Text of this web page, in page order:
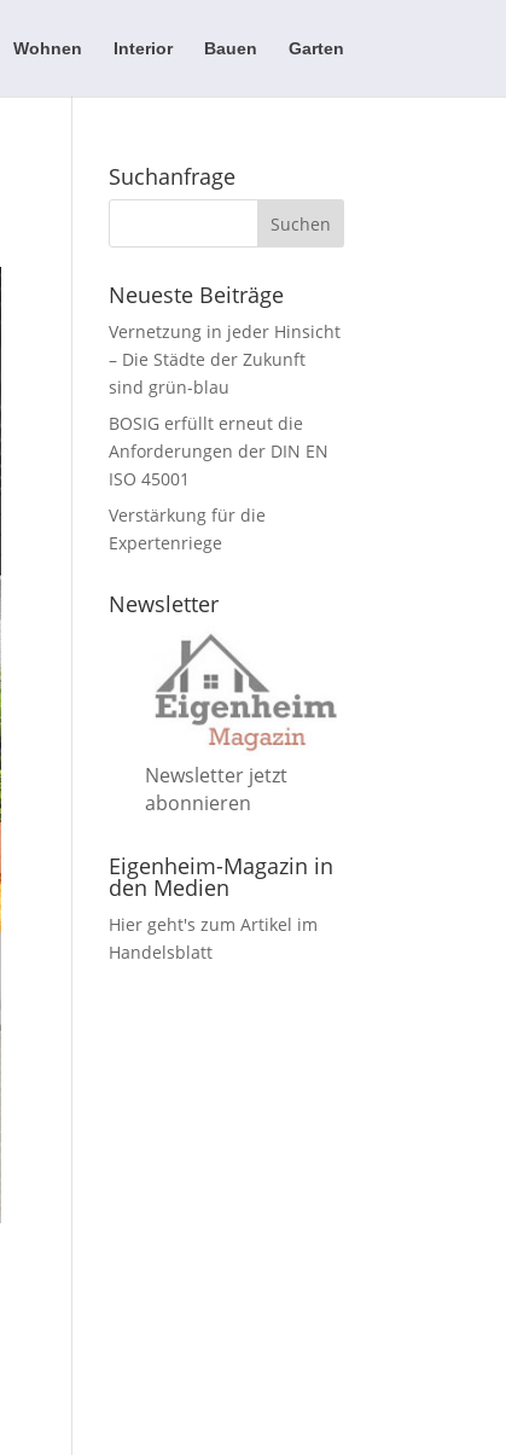
Wohnen Interior Bauen Garten
Suchanfrage
Neueste Beiträge
Vernetzung in jeder Hinsicht
– Die Städte der Zukunft
sind grün-blau
BOSIG erfüllt erneut die
Anforderungen der DIN EN
ISO 45001
Verstärkung für die
Expertenriege
Newsletter
Newsletter jetzt
abonnieren
Eigenheim-Magazin in
den Medien
Hier geht's zum Artikel im
Handelsblatt